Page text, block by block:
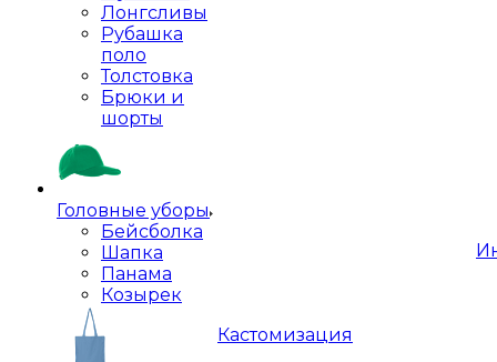
Лонгсливы
Рубашка
поло
Толстовка
Брюки и
шорты
Головные уборы
Бейсболка
Шапка
Панама
Козырек
Кастомизация